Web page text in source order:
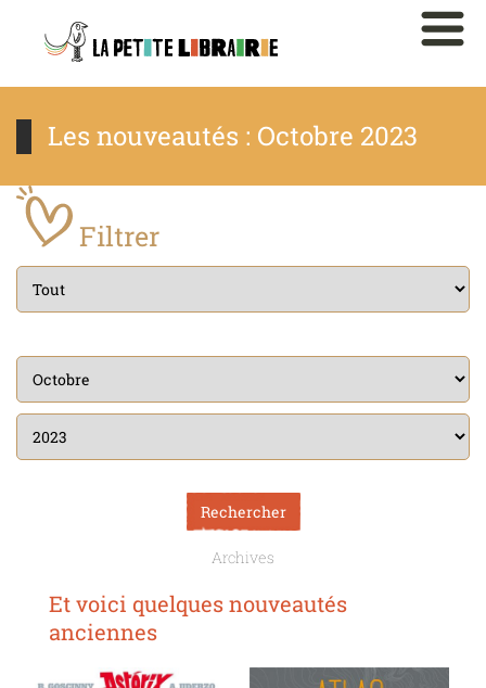
Les nouveautés : Octobre 2023
Filtrer
Archives
Et voici quelques nouveautés
anciennes